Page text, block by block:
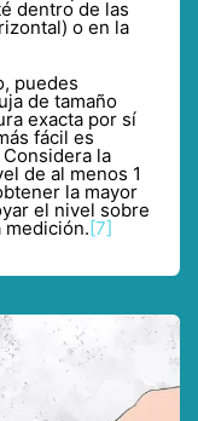
dentro de las
o en la
puedes
de tamaño
exacta por sí
fácil es
la
de al menos 1
la mayor
el nivel sobre
medición.[7]